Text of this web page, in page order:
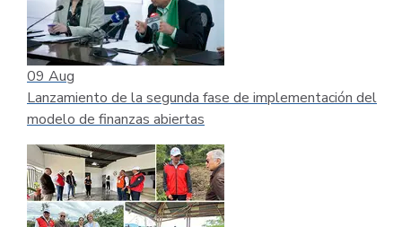
09 Aug
Lanzamiento de la segunda fase de implementación del
modelo de finanzas abiertas